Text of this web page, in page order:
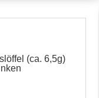
(ca. 6,5g)